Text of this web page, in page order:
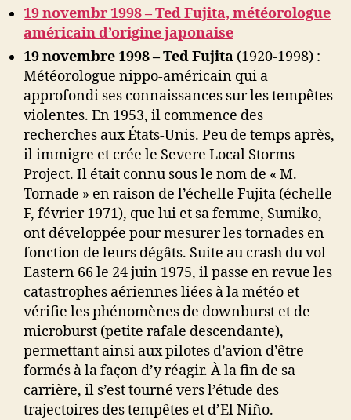
19 novembr 1998 – Ted Fujita, météorologue
américain d’origine japonaise
19 novembre 1998 – Ted Fujita (1920-1998) :
Météorologue nippo-américain qui a
approfondi ses connaissances sur les tempêtes
violentes. En 1953, il commence des
recherches aux États-Unis. Peu de temps après,
il immigre et crée le Severe Local Storms
Project. Il était connu sous le nom de « M.
Tornade » en raison de l’échelle Fujita (échelle
F, février 1971), que lui et sa femme, Sumiko,
ont développée pour mesurer les tornades en
fonction de leurs dégâts. Suite au crash du vol
Eastern 66 le 24 juin 1975, il passe en revue les
catastrophes aériennes liées à la météo et
vérifie les phénomènes de downburst et de
microburst (petite rafale descendante),
permettant ainsi aux pilotes d’avion d’être
formés à la façon d’y réagir. À la fin de sa
carrière, il s’est tourné vers l’étude des
trajectoires des tempêtes et d’El Niño.